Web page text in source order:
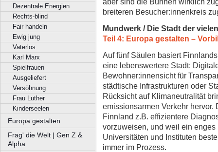
Dezentrale Energien
Rechts-blind
Fair handeln
Ewig jung
Vaterlos
Karl Marx
Spielfrauen
Ausgeliefert
Versöhnung
Frau Luther
Kinderseelen
Europa gestalten
Frag' die Welt | Gen Z &
Alpha
breiteren Besucher:innenkreis
Mundwerk / Die Stadt der
Teil 4: Europa gestalten –
Auf fünf Säulen basiert
eine lebenswertere Stadt:
Bewohner:innensicht für
städtische Infrastrukturen oder
Rücksicht auf Klimaneutralität
emissionsarmen Verkehr hervor.
Finnland z.B. effizientere
vorzuweisen, und weil ein
Universitäten und Instituten
immer im Prozess.